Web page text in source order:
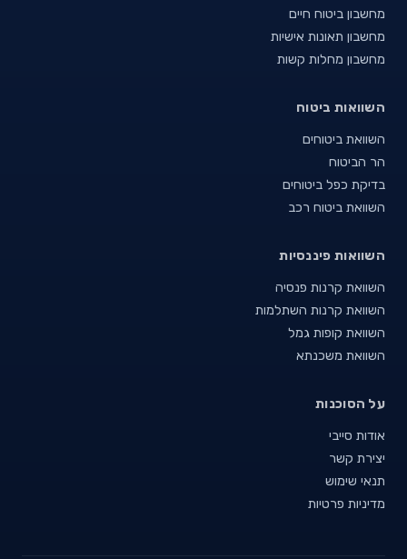
מחשבון ביטוח חיים
מחשבון תאונות אישיות
מחשבון מחלות קשות
השוואות ביטוח
השוואת ביטוחים
הר הביטוח
בדיקת כפל ביטוחים
השוואת ביטוח רכב
השוואות פיננסיות
השוואת קרנות פנסיה
השוואת קרנות השתלמות
השוואת קופות גמל
השוואת משכנתא
על הסוכנות
אודות סייבי
יצירת קשר
תנאי שימוש
מדיניות פרטיות